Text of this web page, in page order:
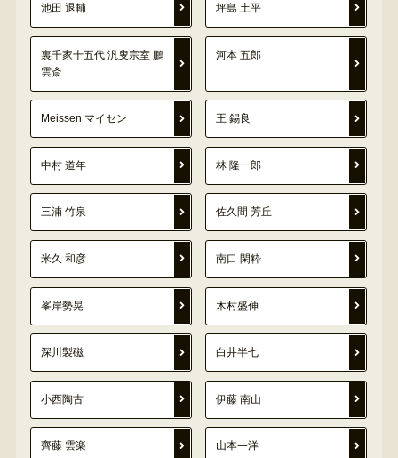
池田 退輔 坪島 土平
裏千家十五代 汎叟宗室 鵬
雲斎
河本 五郎
Meissen マイセン 王 錫良
中村 道年 林 隆一郎
三浦 竹泉 佐久間 芳丘
米久 和彦 南口 閑粋
峯岸勢晃 木村盛伸
深川製磁 白井半七
小西陶古 伊藤 南山
齊藤 雲楽 山本一洋